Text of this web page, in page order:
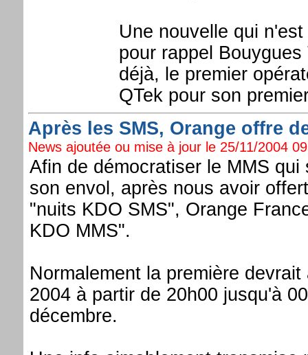
Une nouvelle qui
pour rappel
déjà, le premier
QTek pour son
Après les SMS, Orange offre
News ajoutée ou mise à jour le 25/11/2004
Afin de démocratiser le MMS
son envol, après nous avoir
"nuits KDO SMS", Orange
KDO MMS".
Normalement la première
2004 à partir de 20h00 jusqu'à
décembre.